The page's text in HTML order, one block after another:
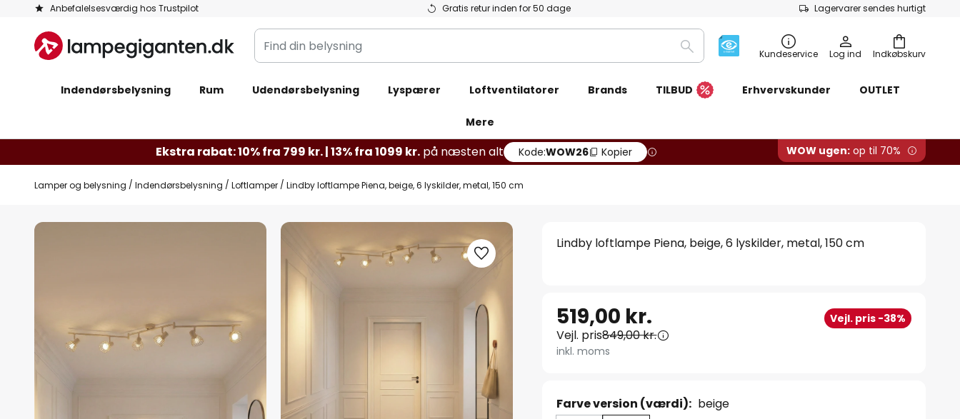
Anbefalelsesværdig hos Trustpilot Gratis retur inden for 50 dage Lagervarer sendes hurtigt
Skip
Content
Indkøbskurv
Find
din
Søg Kundeservice Log ind
Indendørsbelysning Rum Udendørsbelysning Lyspærer Loftventilatorer Brands TILBUD Erhvervskunder OUTLET
Mere
Ekstra rabat: 10% fra 799 kr. | 13% fra 1099 kr. på næsten alt Kode:WOW26 Kopier WOW ugen: op til 70%
Lamper og belysning Indendørsbelysning Loftlamper Lindby loftlampe Piena, beige, 6 lyskilder, metal, 150 cm
Gå
Lindby loftlampe Piena, beige, 6 lyskilder, metal, 150 cm
519,00 kr. Vejl. pris -38%
Vejl. pris849,00 kr.
inkl. moms
Farve version (værdi): beige